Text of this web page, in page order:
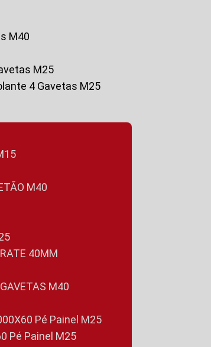
M40
M25
4 Gavetas M25
M40
40MM
GAVETAS M40
Pé Painel M25
Pé Painel M25